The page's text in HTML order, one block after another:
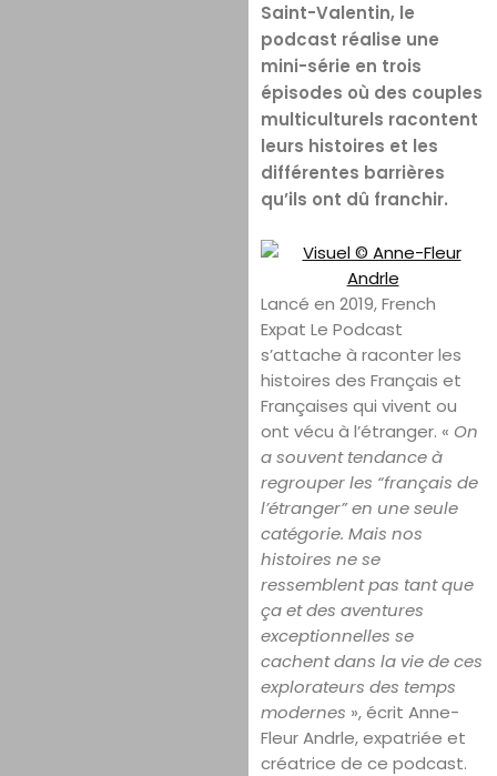
Saint-Valentin, le
podcast réalise une
mini-série en trois
épisodes où des couples
multiculturels racontent
leurs histoires et les
différentes barrières
qu’ils ont dû franchir.
Lancé en 2019, French
Expat Le Podcast
s’attache à raconter les
histoires des Français et
Françaises qui vivent ou
ont vécu à l’étranger. « On
a souvent tendance à
regrouper les “français de
l’étranger” en une seule
catégorie. Mais nos
histoires ne se
ressemblent pas tant que
ça et des aventures
exceptionnelles se
cachent dans la vie de ces
explorateurs des temps
modernes », écrit Anne-
Fleur Andrle, expatriée et
créatrice de ce podcast.